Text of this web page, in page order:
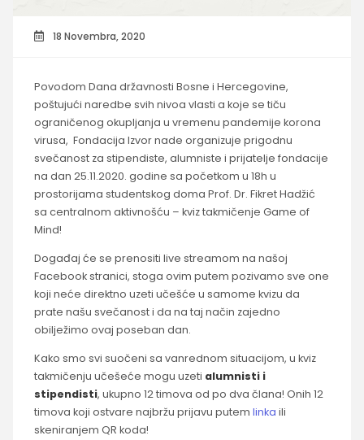
18 Novembra, 2020
Povodom Dana državnosti Bosne i Hercegovine,
poštujući naredbe svih nivoa vlasti a koje se tiču
ograničenog okupljanja u vremenu pandemije korona
virusa, Fondacija Izvor nade organizuje prigodnu
svečanost za stipendiste, alumniste i prijatelje fondacije
na dan 25.11.2020. godine sa početkom u 18h u
prostorijama studentskog doma Prof. Dr. Fikret Hadžić
sa centralnom aktivnošću – kviz takmičenje Game of
Mind!
Događaj će se prenositi live streamom na našoj
Facebook stranici, stoga ovim putem pozivamo sve one
koji neće direktno uzeti učešće u samome kvizu da
prate našu svečanost i da na taj način zajedno
obilježimo ovaj poseban dan.
Kako smo svi suočeni sa vanrednom situacijom, u kviz
takmičenju učešeće mogu uzeti alumnisti i
stipendisti, ukupno 12 timova od po dva člana! Onih 12
timova koji ostvare najbržu prijavu putem linka ili
skeniranjem QR koda!